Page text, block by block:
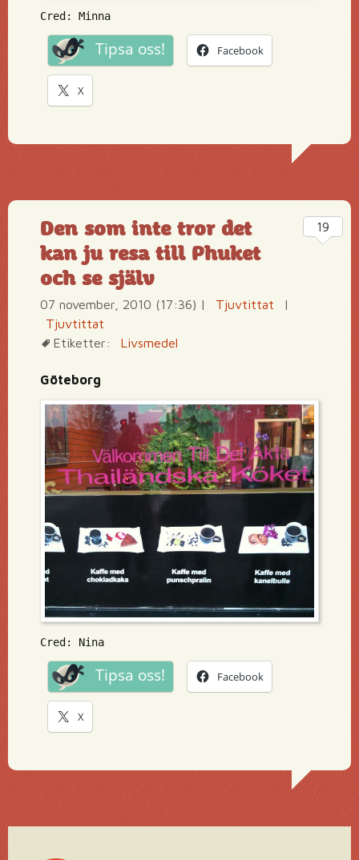
Cred: Minna
Tipsa oss! Facebook
X
Den som inte tror det
kan ju resa till Phuket
och se själv
07 november, 2010 (17:36) | Tjuvtittat
|
Tjuvtittat
Etiketter:
Livsmedel
Göteborg
Cred: Nina
Tipsa oss! Facebook
X
19